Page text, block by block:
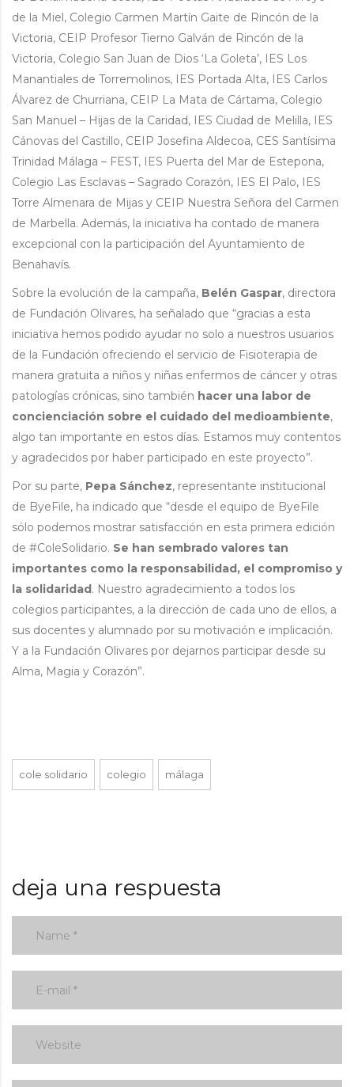
de la Miel, Colegio Carmen Martín Gaite de Rincón de la
Victoria, CEIP Profesor Tierno Galván de Rincón de la
Victoria, Colegio San Juan de Dios ‘La Goleta’, IES Los
Manantiales de Torremolinos, IES Portada Alta, IES Carlos
Álvarez de Churriana, CEIP La Mata de Cártama, Colegio
San Manuel – Hijas de la Caridad, IES Ciudad de Melilla, IES
Cánovas del Castillo, CEIP Josefina Aldecoa, CES Santísima
Trinidad Málaga – FEST, IES Puerta del Mar de Estepona,
Colegio Las Esclavas – Sagrado Corazón, IES El Palo, IES
Torre Almenara de Mijas y CEIP Nuestra Señora del Carmen
de Marbella. Además, la iniciativa ha contado de manera
excepcional con la participación del Ayuntamiento de
Benahavís.
Sobre la evolución de la campaña, Belén Gaspar, directora
de Fundación Olivares, ha señalado que “gracias a esta
iniciativa hemos podido ayudar no solo a nuestros usuarios
de la Fundación ofreciendo el servicio de Fisioterapia de
manera gratuita a niños y niñas enfermos de cáncer y otras
patologías crónicas, sino también hacer una labor de
concienciación sobre el cuidado del medioambiente,
algo tan importante en estos días. Estamos muy contentos
y agradecidos por haber participado en este proyecto”.
Por su parte, Pepa Sánchez, representante institucional
de ByeFile, ha indicado que “desde el equipo de ByeFile
sólo podemos mostrar satisfacción en esta primera edición
de #ColeSolidario. Se han sembrado valores tan
importantes como la responsabilidad, el compromiso y
la solidaridad. Nuestro agradecimiento a todos los
colegios participantes, a la dirección de cada uno de ellos, a
sus docentes y alumnado por su motivación e implicación.
Y a la Fundación Olivares por dejarnos participar desde su
Alma, Magia y Corazón”.
cole solidario colegio málaga
deja una respuesta